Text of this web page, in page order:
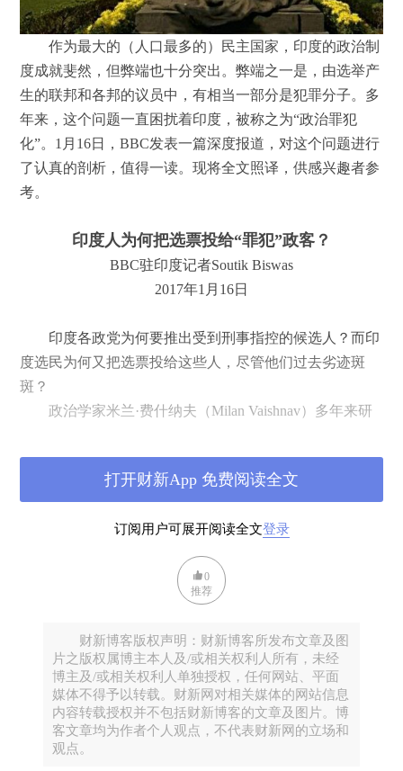
作为最大的（人口最多的）民主国家，印度的政治制
度成就斐然，但弊端也十分突出。弊端之一是，由选举产
生的联邦和各邦的议员中，有相当一部分是犯罪分子。多
年来，这个问题一直困扰着印度，被称之为“政治罪犯
化”。1月16日，BBC发表一篇深度报道，对这个问题进行
了认真的剖析，值得一读。现将全文照译，供感兴趣者参
考。
印度人为何把选票投给“罪犯”政客？
BBC驻印度记者Soutik Biswas
2017年1月16日
印度各政党为何要推出受到刑事指控的候选人？而印
度选民为何又把选票投给这些人，尽管他们过去劣迹斑
斑？
政治学家米兰·费什纳夫（Milan Vaishnav）多年来研
罪收益之时》（When Crime Pays），对印度选举民主的这
一重大弊端提出了一些发人深省的见解。
作，在2014年举行的上次大选中，5.54亿选民在90多万个
投票站前排队投票，以决定代表464个政党的8250名候选
但负面发展是：这次当选的543名联邦议员中，有三
2009年大选是30%，在2004年大选是24%。
剧烈竞争
有些指控属轻罪或指控方出于政治动机。但是，超过
订阅用户可展开阅读全文登录
打开财新App 免费阅读全文
0
推荐
财新博客版权声明：财新博客所发布文章及图
片之版权属博主本人及/或相关权利人所有，未经
博主及/或相关权利人单独授权，任何网站、平面
媒体不得予以转载。财新网对相关媒体的网站信息
内容转载授权并不包括财新博客的文章及图片。博
客文章均为作者个人观点，不代表财新网的立场和
观点。